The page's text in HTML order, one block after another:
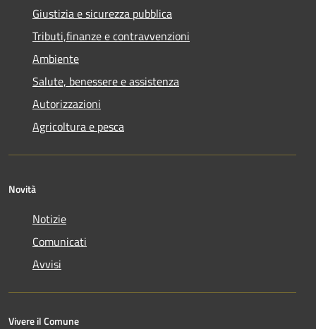
Giustizia e sicurezza pubblica
Tributi,finanze e contravvenzioni
Ambiente
Salute, benessere e assistenza
Autorizzazioni
Agricoltura e pesca
Novità
Notizie
Comunicati
Avvisi
Vivere il Comune